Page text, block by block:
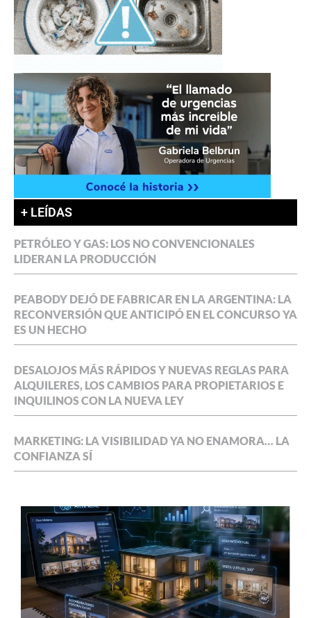
+ LEÍDAS
PETRÓLEO Y GAS: LOS NO CONVENCIONALES
LIDERAN LA PRODUCCIÓN
PEABODY DEJÓ DE FABRICAR EN LA ARGENTINA: LA
RECONVERSIÓN QUE ANTICIPÓ EN EL CONCURSO YA
ES UN HECHO
DESALOJOS MÁS RÁPIDOS Y NUEVAS REGLAS PARA
ALQUILERES, LOS CAMBIOS PARA PROPIETARIOS E
INQUILINOS CON LA NUEVA LEY
MARKETING: LA VISIBILIDAD YA NO ENAMORA… LA
CONFIANZA SÍ